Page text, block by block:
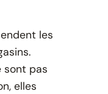
les
sont pas
elles